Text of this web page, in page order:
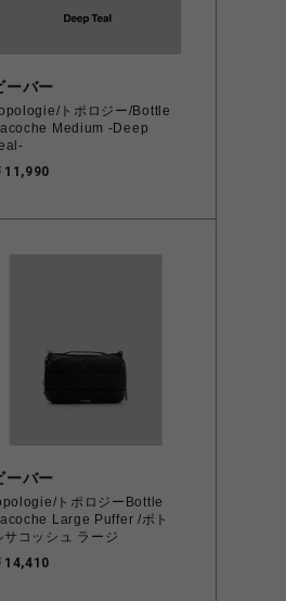
ーバー
トポロジー/Bottle
Medium -Deep
11,990
ーバー
トポロジーBottle
Large Puffer /ボト
サコッシュ ラージ
14,410